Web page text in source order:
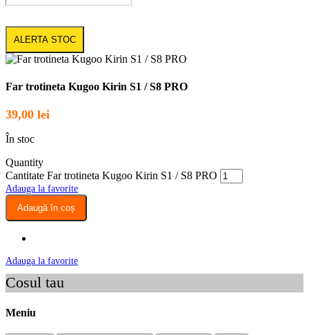
ALERTA STOC
Far trotineta Kugoo Kirin S1 / S8 PRO
39,00 lei
În stoc
Quantity
Cantitate Far trotineta Kugoo Kirin S1 / S8 PRO
Adauga la favorite
Adaugă în coș
Adauga la favorite
Cosul tau
Meniu